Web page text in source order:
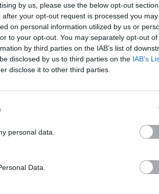
by us, please use the below opt-out
your opt-out request is processed you may
on personal information utilized by us or
to your opt-out. You may separately opt-out of
by third parties on the IAB’s list of
disclosed by us to third parties on the IAB’s
disclose it to other third parties.
personal data.
Data.